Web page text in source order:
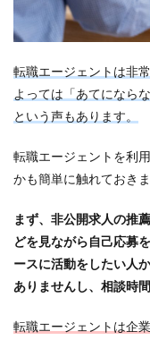
転職エージェントは非
よっては「あてになら
という声もあります。
転職エージェントを利
かも簡単に触れておきま
まず、非公開求人の推
どを見ながら自己応募
ースに活動をしたい人
ありませんし、相談時
転職エージェントは企